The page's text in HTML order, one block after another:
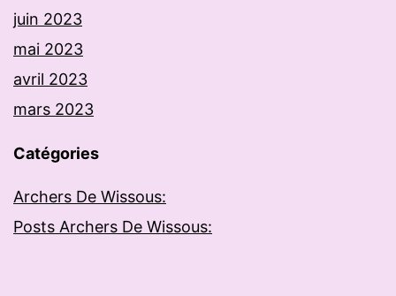
juin 2023
mai 2023
avril 2023
mars 2023
Catégories
Archers De Wissous:
Posts Archers De Wissous: